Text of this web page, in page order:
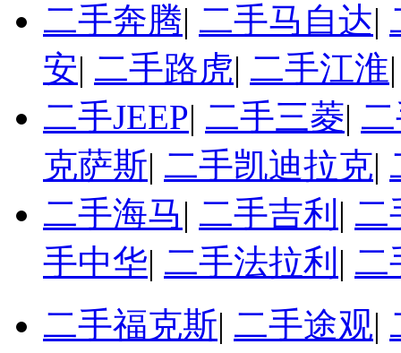
二手奔腾| 二手马自达|
安| 二手路虎| 二手江淮
二手JEEP| 二手三菱|
克萨斯| 二手凯迪拉克|
二手海马| 二手吉利 | 二
手中华| 二手法拉利 | 二
二手福克斯| 二手途观|